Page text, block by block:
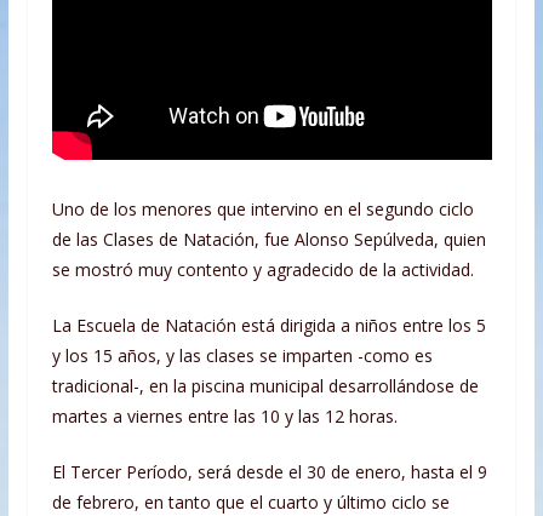
Uno de los menores que intervino en el segundo ciclo
de las Clases de Natación, fue Alonso Sepúlveda, quien
se mostró muy contento y agradecido de la actividad.
La Escuela de Natación está dirigida a niños entre los 5
y los 15 años, y las clases se imparten -como es
tradicional-, en la piscina municipal desarrollándose de
martes a viernes entre las 10 y las 12 horas.
El Tercer Período, será desde el 30 de enero, hasta el 9
de febrero, en tanto que el cuarto y último ciclo se